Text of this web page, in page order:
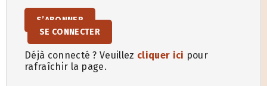
S’ABONNER
SE CONNECTER
Déjà connecté ? Veuillez cliquer ici pour
rafraîchir la page.